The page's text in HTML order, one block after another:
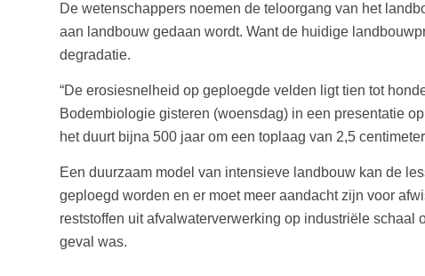
De wetenschappers noemen de teloorgang van het
aan landbouw gedaan wordt. Want de huidige
degradatie.
“De erosiesnelheid op geploegde velden ligt tien tot
Bodembiologie gisteren (woensdag) in een presentatie
het duurt bijna 500 jaar om een toplaag van 2,5
Een duurzaam model van intensieve landbouw kan de
geploegd worden en er moet meer aandacht zijn voor
reststoffen uit afvalwaterverwerking op industriële schaal
geval was.